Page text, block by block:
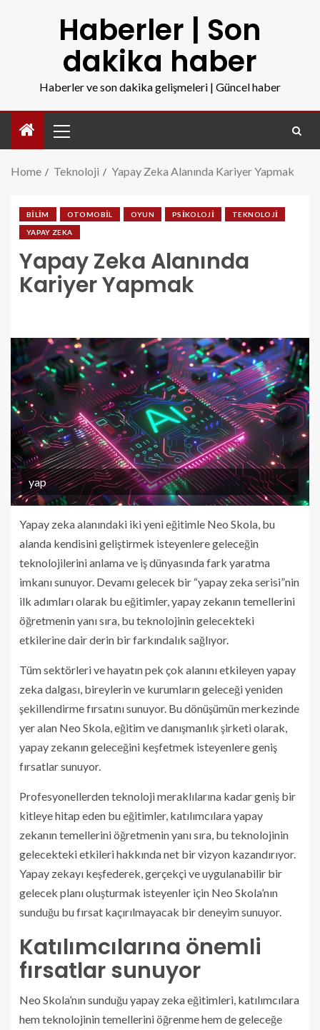
Haberler | Son
dakika haber
Haberler ve son dakika gelişmeleri | Güncel haber
Home Teknoloji Yapay Zeka Alanında Kariyer Yapmak
BILIM OTOMOBIL OYUN PSIKOLOJI TEKNOLOJI
YAPAY ZEKA
Yapay Zeka Alanında
Kariyer Yapmak
yap
Yapay zeka alanındaki iki yeni eğitimle Neo Skola, bu
alanda kendisini geliştirmek isteyenlere geleceğin
teknolojilerini anlama ve iş dünyasında fark yaratma
imkanı sunuyor. Devamı gelecek bir “yapay zeka serisi”nin
ilk adımları olarak bu eğitimler, yapay zekanın temellerini
öğretmenin yanı sıra, bu teknolojinin gelecekteki
etkilerine dair derin bir farkındalık sağlıyor.
Tüm sektörleri ve hayatın pek çok alanını etkileyen yapay
zeka dalgası, bireylerin ve kurumların geleceği yeniden
şekillendirme fırsatını sunuyor. Bu dönüşümün merkezinde
yer alan Neo Skola, eğitim ve danışmanlık şirketi olarak,
yapay zekanın geleceğini keşfetmek isteyenlere geniş
fırsatlar sunuyor.
Profesyonellerden teknoloji meraklılarına kadar geniş bir
kitleye hitap eden bu eğitimler, katılımcılara yapay
zekanın temellerini öğretmenin yanı sıra, bu teknolojinin
gelecekteki etkileri hakkında net bir vizyon kazandırıyor.
Yapay zekayı keşfederek, gerçekçi ve uygulanabilir bir
gelecek planı oluşturmak isteyenler için Neo Skola’nın
sunduğu bu fırsat kaçırılmayacak bir deneyim sunuyor.
Katılımcılarına önemli
fırsatlar sunuyor
Neo Skola’nın sunduğu yapay zeka eğitimleri, katılımcılara
hem teknolojinin temellerini öğrenme hem de geleceğe